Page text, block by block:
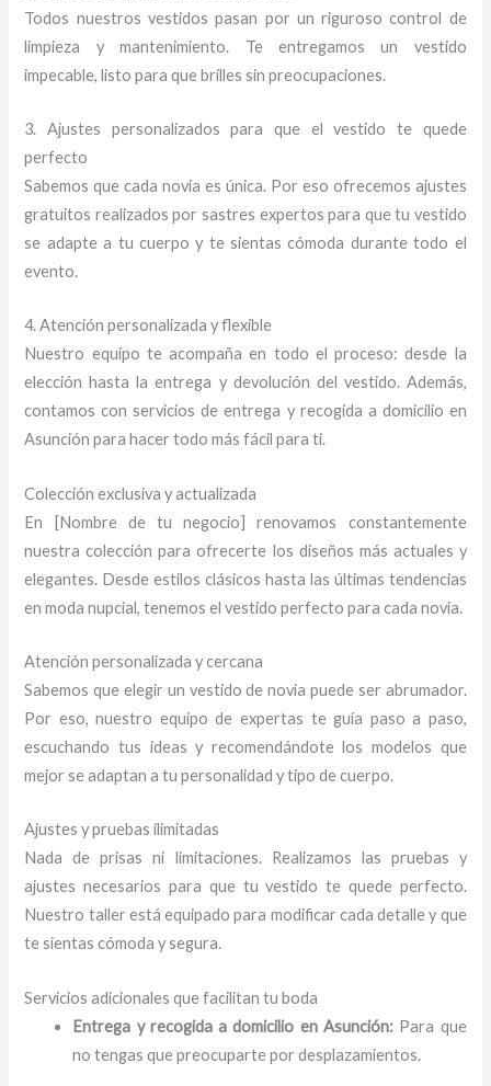
Todos nuestros vestidos pasan por un riguroso control de
limpieza y mantenimiento. Te entregamos un vestido
impecable, listo para que brilles sin preocupaciones.
3. Ajustes personalizados para que el vestido te quede
perfecto
Sabemos que cada novia es única. Por eso ofrecemos ajustes
gratuitos realizados por sastres expertos para que tu vestido
se adapte a tu cuerpo y te sientas cómoda durante todo el
evento.
4. Atención personalizada y flexible
Nuestro equipo te acompaña en todo el proceso: desde la
elección hasta la entrega y devolución del vestido. Además,
contamos con servicios de entrega y recogida a domicilio en
Asunción para hacer todo más fácil para ti.
Colección exclusiva y actualizada
En [Nombre de tu negocio] renovamos constantemente
nuestra colección para ofrecerte los diseños más actuales y
elegantes. Desde estilos clásicos hasta las últimas tendencias
en moda nupcial, tenemos el vestido perfecto para cada novia.
Atención personalizada y cercana
Sabemos que elegir un vestido de novia puede ser abrumador.
Por eso, nuestro equipo de expertas te guía paso a paso,
escuchando tus ideas y recomendándote los modelos que
mejor se adaptan a tu personalidad y tipo de cuerpo.
Ajustes y pruebas ilimitadas
Nada de prisas ni limitaciones. Realizamos las pruebas y
ajustes necesarios para que tu vestido te quede perfecto.
Nuestro taller está equipado para modificar cada detalle y que
te sientas cómoda y segura.
Servicios adicionales que facilitan tu boda
Entrega y recogida a domicilio en Asunción:Para que
no tengas que preocuparte por desplazamientos.